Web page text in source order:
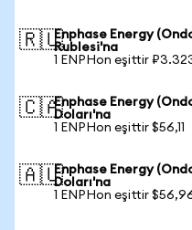
🇷🇺Enphase Energy
Rublesi'na
1 ENPHon eşittir
🇨🇦Enphase Energy
Doları'na
1 ENPHon eşittir $56,11
🇦🇺Enphase Energy
Doları'na
1 ENPHon eşittir